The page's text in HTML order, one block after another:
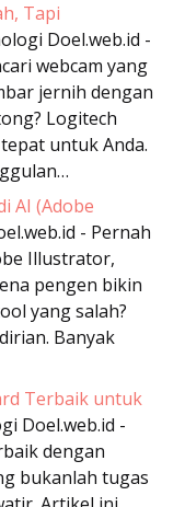
Tapi
Doel.web.id -
webcam yang
jernih dengan
Logitech
untuk Anda.
AI (Adobe
- Pernah
Illustrator,
pengen bikin
yang salah?
Banyak
Terbaik untuk
Doel.web.id -
dengan
bukanlah tugas